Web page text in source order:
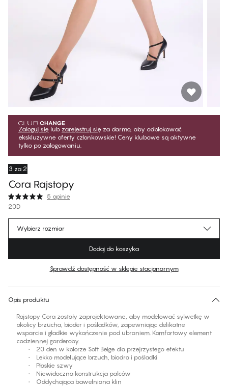
Zaloguj się lub zarejestruj się za darmo, aby odblokować
ekskluzywne oferty członkowskie! Ceny klubowe są aktywne
tylko po zalogowaniu.
3 za 2
Cora​ Rajstopy
5 opinie
20D
44,99 złCena regularna
Brak sugerowanego rozmiaru dla tego produktu
Wybierz rozmiar
Dodaj do koszyka
Sprawdź dostępność w sklepie stacjonarnym
Opis produktu
Rajstopy Cora zostały zaprojektowane, aby modelować sylwetkę w
okolicy brzucha, bioder i pośladków, zapewniając delikatne
wsparcie i gładkie wykończenie pod ubraniem. Komfortowy element
codziennej garderoby.
• 20 den w kolorze Soft Beige dla przejrzystego efektu
• Lekko modelujące brzuch, biodra i pośladki
• Płaskie szwy
• Niewidoczna konstrukcja palców
• Oddychająca bawełniana klin